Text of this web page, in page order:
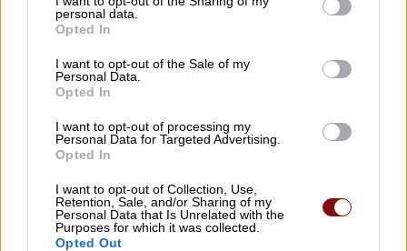
personal data.
Opted In
I want to opt-out of the Sale of my
Personal Data.
Opted In
I want to opt-out of processing my
Personal Data for Targeted Advertising.
Opted In
I want to opt-out of Collection, Use,
Retention, Sale, and/or Sharing of my
Personal Data that Is Unrelated with the
Purposes for which it was collected.
Opted Out